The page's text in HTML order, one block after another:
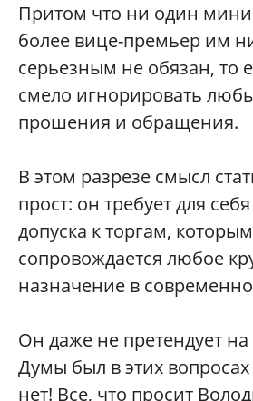
Притом что ни один
более вице-премьер им
серьезным не обязан, то
смело игнорировать
прошения и обращения.
В этом разрезе смысл
прост: он требует для
допуска к торгам,
сопровождается любое
назначение в
Он даже не претендует на
Думы был в этих
нет! Все, что просит